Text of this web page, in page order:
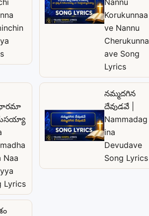
Korukunnaa
ve Nannu
Cherukunna
ave Song
Lyrics
Naa
Lyrics
నమ్మదగిన
దేవుడవే |
Nammadag
ina
Devudave
Song Lyrics